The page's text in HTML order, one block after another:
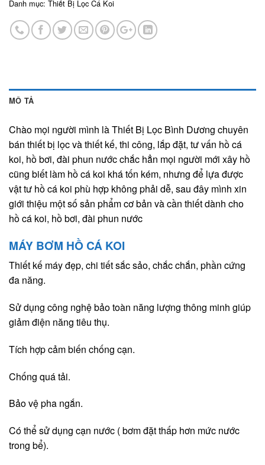
Danh mục: Thiết Bị Lọc Cá Koi
MÔ TẢ
Chào mọi người mình là Thiết Bị Lọc Bình Dương chuyên
bán thiết bị lọc và thiết kế, thi công, lắp đặt, tư vấn hồ cá
koi, hồ bơi, đài phun nước chắc hẳn mọi người mới xây hồ
cũng biết làm hồ cá koi khá tốn kém, nhưng để lựa được
vật tư hồ cá koi phù hợp không phải dễ, sau đây mình xin
giới thiệu một số sản phẩm cơ bản và cần thiết dành cho
hồ cá koi, hồ bơi, đài phun nước
MÁY BƠM HỒ CÁ KOI
Thiết kế máy đẹp, chi tiết sắc sảo, chắc chắn, phần cứng
đa năng.
Sử dụng công nghệ bảo toàn năng lượng thông minh giúp
giảm điện năng tiêu thụ.
Tích hợp cảm biến chống cạn.
Chống quá tải.
Bảo vệ pha ngắn.
Có thể sử dụng cạn nước ( bơm đặt thấp hơn mức nước
trong bể).